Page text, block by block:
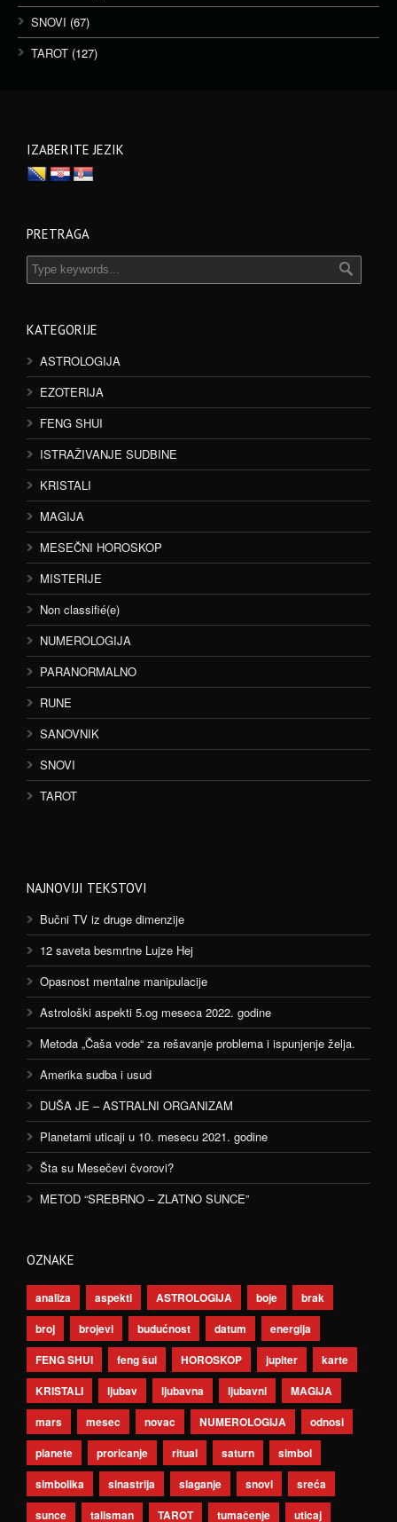
SNOVI (67)
TAROT (127)
IZABERITE JEZIK
PRETRAGA
KATEGORIJE
ASTROLOGIJA
EZOTERIJA
FENG SHUI
ISTRAŽIVANJE SUDBINE
KRISTALI
MAGIJA
MESEČNI HOROSKOP
MISTERIJE
Non classifié(e)
NUMEROLOGIJA
PARANORMALNO
RUNE
SANOVNIK
SNOVI
TAROT
NAJNOVIJI TEKSTOVI
Bučni TV iz druge dimenzije
12 saveta besmrtne Lujze Hej
Opasnost mentalne manipulacije
Astrološki aspekti 5.og meseca 2022. godine
Metoda „Čaša vode“ za rešavanje problema i ispunjenje želja.
Amerika sudba i usud
DUŠA JE – ASTRALNI ORGANIZAM
Planetarni uticaji u 10. mesecu 2021. godine
Šta su Mesečevi čvorovi?
METOD “SREBRNO – ZLATNO SUNCE”
OZNAKE
analiza aspekti ASTROLOGIJA boje
brak
broj
brojevi budućnost datum
energija
FENG SHUI
feng šui HOROSKOP jupiter
karte
KRISTALI
ljubav ljubavna ljubavni
MAGIJA
mars
mesec novac NUMEROLOGIJA
odnosi
planete
proricanje ritual saturn
simbol
simbolika
sinastrija slaganje snovi
sreća
sunce
talisman TAROT tumačenje uticaj